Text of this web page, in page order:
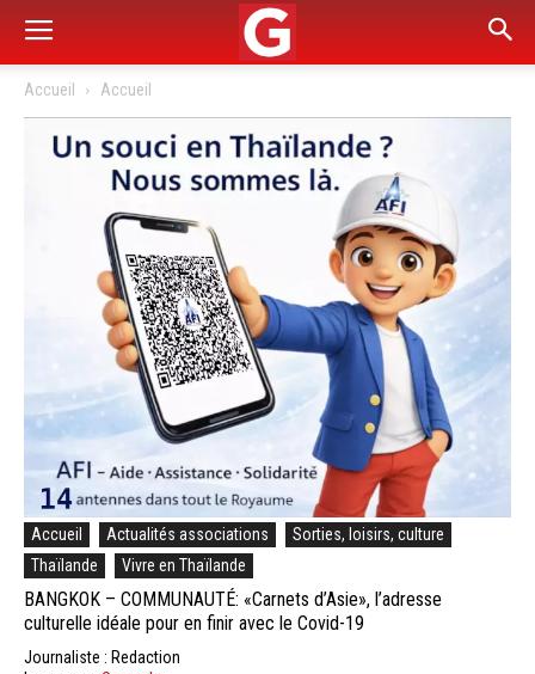
Accueil Accueil
Accueil Actualités associations
Sorties, loisirs, culture
Thaïlande
Vivre en Thaïlande
BANGKOK – COMMUNAUTÉ: «Carnets d’Asie», l’adresse
culturelle idéale pour en finir avec le Covid-19
Journaliste : Redaction